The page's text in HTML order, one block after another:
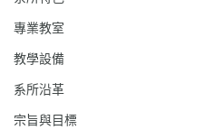
專業教室
教學設備
系所沿革
宗旨與目標